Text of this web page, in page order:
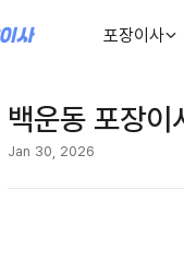
포장이사
백운동 포장
Jan 30, 2026